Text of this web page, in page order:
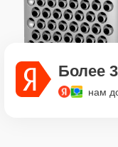
Более
нам